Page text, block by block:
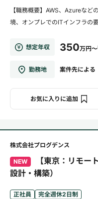
【職務概要】AWS、Azureな
境、オンプレでのITインフラの
想定年収 350万円～
勤務地 案件先による
お気に入りに追加
株式会社プログデンス
NEW
【東京：リモー
設計・構築）
正社員 完全週休2日制